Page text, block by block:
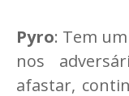
Pyro: Tem
nos
afastar,